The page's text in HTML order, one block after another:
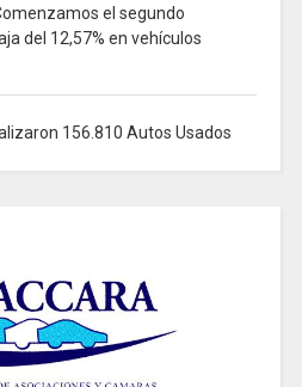
el segundo
del 12,57% en vehículos
156.810 Autos Usados